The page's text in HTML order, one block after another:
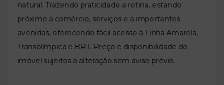
natural. Trazendo praticidade a rotina, estando
próximo a comércio, serviços e a importantes
avenidas, oferecendo fácil acesso à Linha Amarela,
Transolímpica e BRT. Preço e disponibilidade do
imóvel sujeitos a alteração sem aviso prévio.